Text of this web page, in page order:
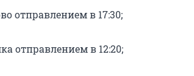
отправлением в 17:30;
отправлением в 12:20;